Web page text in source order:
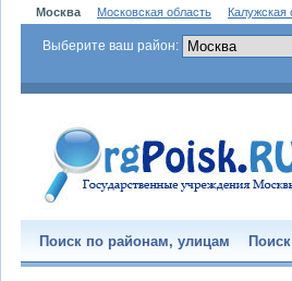
Москва Московская область Калужская
Выберите ваш район:
Поиск по районам, улицам